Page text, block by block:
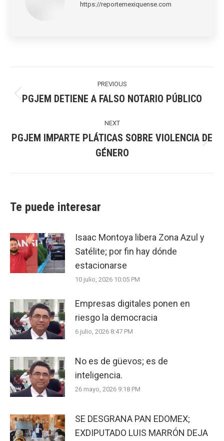
https://reportemexiquense.com
navigation
PREVIOUS
Previous
PGJEM DETIENE A FALSO NOTARIO PÚBLICO
NEXT
post:
PGJEM IMPARTE PLÁTICAS SOBRE VIOLENCIA DE
GÉNERO
Te puede interesar
Isaac Montoya libera Zona Azul y
Satélite; por fin hay dónde
estacionarse
10 julio, 2026 10:05 PM
Empresas digitales ponen en
riesgo la democracia
6 julio, 2026 8:47 PM
No es de güevos; es de
inteligencia.
26 mayo, 2026 9:18 PM
SE DESGRANA PAN EDOMEX;
EXDIPUTADO LUIS MARRÓN DEJA